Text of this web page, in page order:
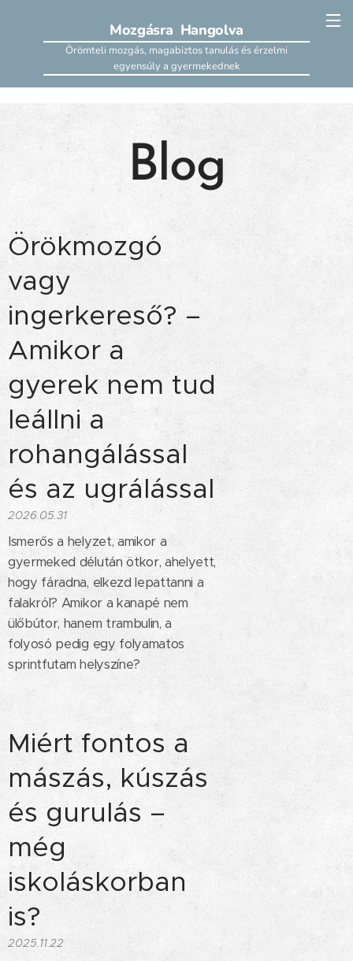
Mozgásra Hangolva
Örömteli mozgás, magabiztos tanulás és érzelmi
egyensúly a gyermekednek
Blog
Örökmozgó
vagy
ingerkereső? –
Amikor a
gyerek nem tud
leállni a
rohangálással
és az ugrálással
2026.05.31
Ismerős a helyzet, amikor a
gyermeked délután ötkor, ahelyett,
hogy fáradna, elkezd lepattanni a
falakról? Amikor a kanapé nem
ülőbútor, hanem trambulin, a
folyosó pedig egy folyamatos
sprintfutam helyszíne?
Miért fontos a
mászás, kúszás
és gurulás –
még
iskoláskorban
is?
2025.11.22